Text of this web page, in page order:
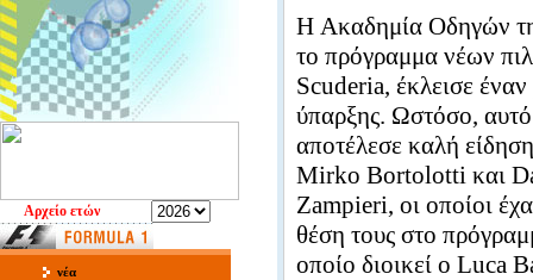
Aρχείο ετών
νέα
H Ακαδημία Οδηγών
το πρόγραμμα νέων
Scuderia, έκλεισε
ύπαρξης. Ωστόσο,
αποτέλεσε καλή
Mirko Bortolotti και
Zampieri, οι οποίοι
θέση τους στο
οποίο διοικεί ο Luca